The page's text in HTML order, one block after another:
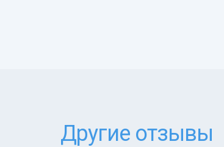
Другие отзывы